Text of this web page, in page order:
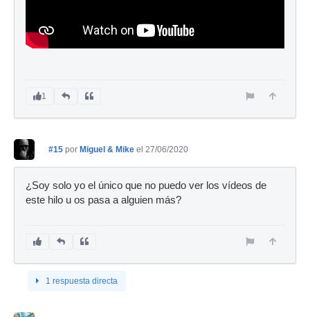
1
#15 por Miguel & Mike el 27/06/2020
¿Soy solo yo el único que no puedo ver los vídeos de
este hilo u os pasa a alguien más?
1 respuesta directa